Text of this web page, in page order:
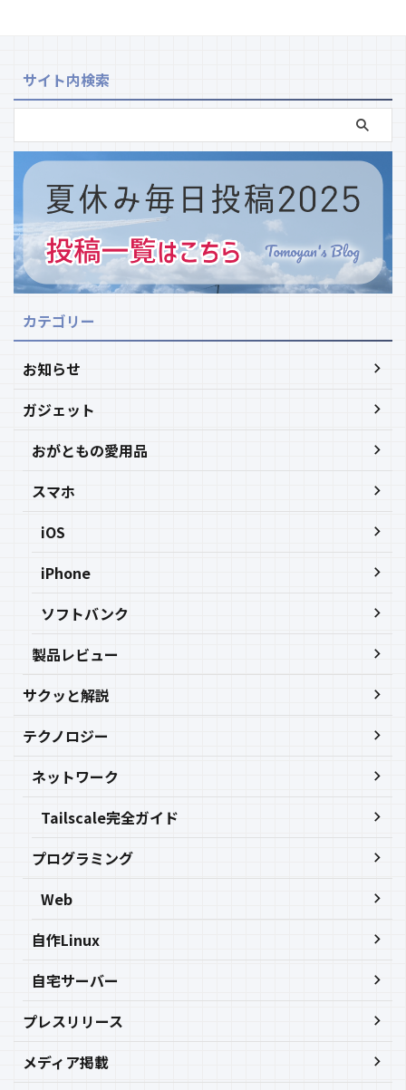
サイト内検索
カテゴリー
お知らせ
ガジェット
おがともの愛用品
スマホ
iOS
iPhone
ソフトバンク
製品レビュー
サクッと解説
テクノロジー
ネットワーク
Tailscale完全ガイド
プログラミング
Web
自作Linux
自宅サーバー
プレスリリース
メディア掲載